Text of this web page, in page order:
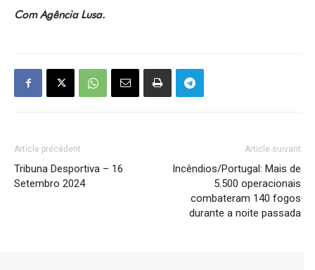
Com Agência Lusa.
Article précédent
Tribuna Desportiva – 16
Setembro 2024
Article suivant
Incêndios/Portugal: Mais de
5.500 operacionais
combateram 140 fogos
durante a noite passada